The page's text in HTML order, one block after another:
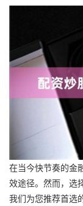
在当今快节奏的金
效途径。然而，选
我们为您推荐首选